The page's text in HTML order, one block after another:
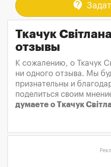
contact_support
Ткачук
отзывы
К сожалению, о Ткачук
ни одного отзыва. Мы
признательны и
поделиться своим
думаете о Ткачук